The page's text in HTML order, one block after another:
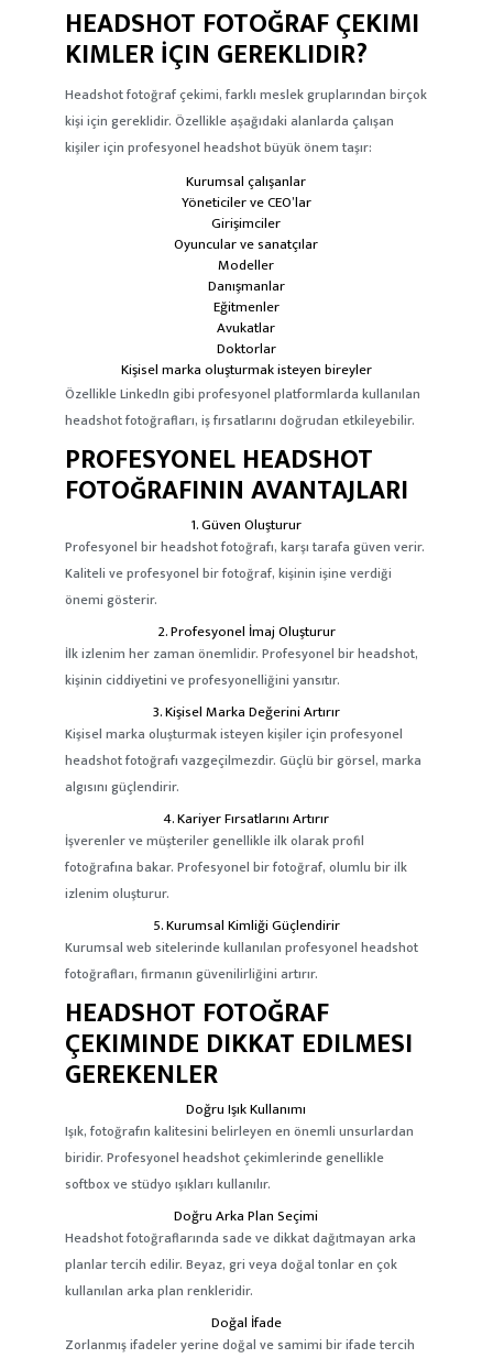
HEADSHOT FOTOĞRAF ÇEKIMI
KIMLER İÇIN GEREKLIDIR?
Headshot fotoğraf çekimi, farklı meslek gruplarından birçok
kişi için gereklidir. Özellikle aşağıdaki alanlarda çalışan
kişiler için profesyonel headshot büyük önem taşır:
Kurumsal çalışanlar
Yöneticiler ve CEO’lar
Girişimciler
Oyuncular ve sanatçılar
Modeller
Danışmanlar
Eğitmenler
Avukatlar
Doktorlar
Kişisel marka oluşturmak isteyen bireyler
Özellikle LinkedIn gibi profesyonel platformlarda kullanılan
headshot fotoğrafları, iş fırsatlarını doğrudan etkileyebilir.
PROFESYONEL HEADSHOT
FOTOĞRAFININ AVANTAJLARI
1. Güven Oluşturur
Profesyonel bir headshot fotoğrafı, karşı tarafa güven verir.
Kaliteli ve profesyonel bir fotoğraf, kişinin işine verdiği
önemi gösterir.
2. Profesyonel İmaj Oluşturur
İlk izlenim her zaman önemlidir. Profesyonel bir headshot,
kişinin ciddiyetini ve profesyonelliğini yansıtır.
3. Kişisel Marka Değerini Artırır
Kişisel marka oluşturmak isteyen kişiler için profesyonel
headshot fotoğrafı vazgeçilmezdir. Güçlü bir görsel, marka
algısını güçlendirir.
4. Kariyer Fırsatlarını Artırır
İşverenler ve müşteriler genellikle ilk olarak profil
fotoğrafına bakar. Profesyonel bir fotoğraf, olumlu bir ilk
izlenim oluşturur.
5. Kurumsal Kimliği Güçlendirir
Kurumsal web sitelerinde kullanılan profesyonel headshot
fotoğrafları, firmanın güvenilirliğini artırır.
HEADSHOT FOTOĞRAF
ÇEKIMINDE DIKKAT EDILMESI
GEREKENLER
Doğru Işık Kullanımı
Işık, fotoğrafın kalitesini belirleyen en önemli unsurlardan
biridir. Profesyonel headshot çekimlerinde genellikle
softbox ve stüdyo ışıkları kullanılır.
Doğru Arka Plan Seçimi
Headshot fotoğraflarında sade ve dikkat dağıtmayan arka
planlar tercih edilir. Beyaz, gri veya doğal tonlar en çok
kullanılan arka plan renkleridir.
Doğal İfade
Zorlanmış ifadeler yerine doğal ve samimi bir ifade tercih